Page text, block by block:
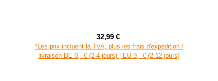
Prix de vente :
32,99 €
*Les prix incluent la TVA, plus les frais d'expédition /
livraison DE 0,- € (2-4 jours) | EU 9,- € (2-12 jours)